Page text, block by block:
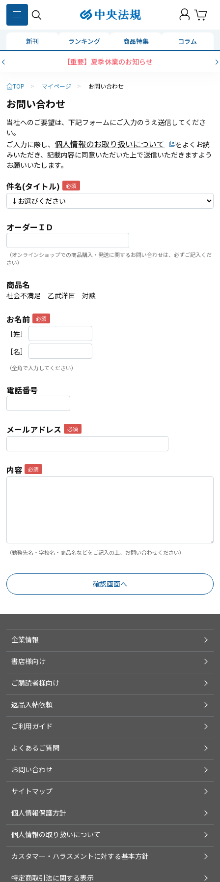
新刊 ランキング 商品特集 コラム
【重要】夏季休業のお知らせ
TOP > マイページ > お問い合わせ
お問い合わせ
当社へのご要望は、下記フォームにご入力のうえ送信してくださ
い。
ご入力に際し、 個人情報のお取り扱いについて
をよくお読
みいただき、記載内容に同意いただいた上で送信いただきますよう
お願いいたします。
件名(タイトル)
オーダーＩＤ
（オンラインショップでの商品購入・発送に関するお問い合わせは、必ずご記入くだ
さい）
商品名
社会不満足 乙武洋匡 対談
お名前
［姓］
［名］
（全角で入力してください）
電話番号
メールアドレス
内容
（勤務先名・学校名・商品名などをご記入の上、お問い合わせください）
企業情報
書店様向け
ご購読者様向け
返品入帖依頼
ご利用ガイド
よくあるご質問
お問い合わせ
サイトマップ
個人情報保護方針
個人情報の取り扱いについて
カスタマー・ハラスメントに対する基本方針
特定商取引法に関する表示